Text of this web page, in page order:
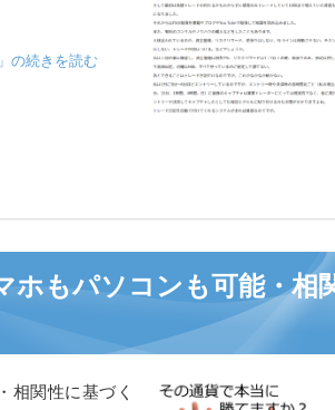
の続きを読む
ホもパソコンも可能・相
相関性に基づく